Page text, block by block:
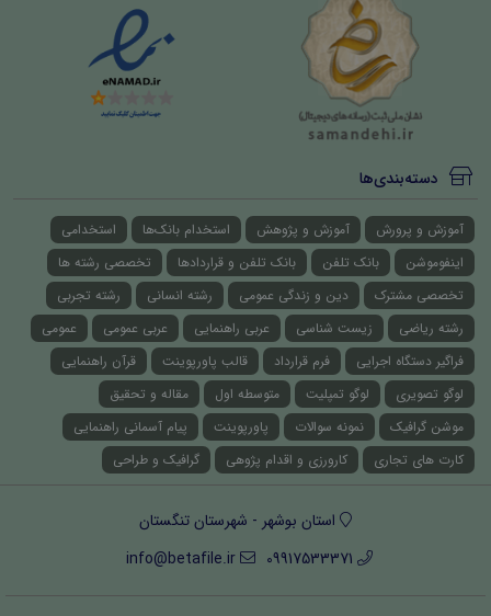
دسته‌بندی‌ها
آموزش و پرورش آموزش و پژوهش استخدام بانک‌ها
استخدامی
اینفوموشن
بانک تلفن بانک تلفن و قراردادها
تخصصی رشته ها
تخصصی مشترک
دین و زندگی عمومی رشته انسانی
رشته تجربی
رشته ریاضی
زیست شناسی عربی راهنمایی عربی عمومی
عمومی
فراگیر دستگاه اجرایی
فرم قرارداد قالب پاورپوینت
قرآن راهنمایی
لوگو تصویری
لوگو تمپلیت متوسطه اول
مقاله و تحقیق
موشن گرافیک
نمونه سوالات پاورپوینت
پیام آسمانی راهنمایی
کارت های تجاری
کارورزی و اقدام پژوهی گرافیک و طراحی
استان بوشهر - شهرستان تنگستان
09917533371
info@betafile.ir